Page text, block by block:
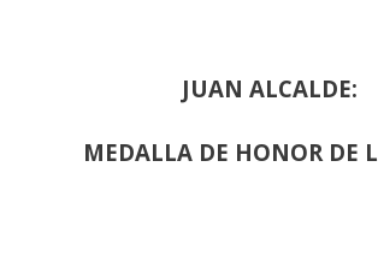
JUAN ALCALDE:
MEDALLA DE HONOR DE